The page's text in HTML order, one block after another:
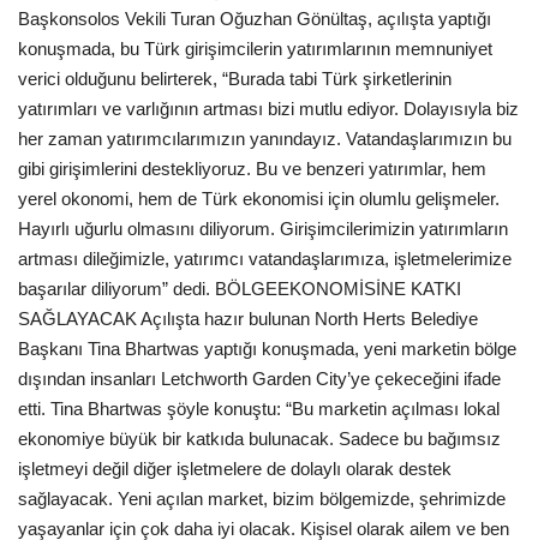
Sağlık
Etkinlik
Teknoloji
Hakkımızda
Galeri
İletişim
Dilim
English Turkish
Başkonsolos Vekili Turan Oğuzhan Gönültaş, açılışta yaptığı
konuşmada, bu Türk girişimcilerin yatırımlarının memnuniyet
verici olduğunu belirterek, “Burada tabi Türk şirketlerinin
yatırımları ve varlığının artması bizi mutlu ediyor. Dolayısıyla biz
her zaman yatırımcılarımızın yanındayız. Vatandaşlarımızın bu
gibi girişimlerini destekliyoruz. Bu ve benzeri yatırımlar, hem
yerel okonomi, hem de Türk ekonomisi için olumlu gelişmeler.
Hayırlı uğurlu olmasını diliyorum. Girişimcilerimizin yatırımların
artması dileğimizle, yatırımcı vatandaşlarımıza, işletmelerimize
başarılar diliyorum” dedi. BÖLGEEKONOMİSİNE KATKI
SAĞLAYACAK Açılışta hazır bulunan North Herts Belediye
Başkanı Tina Bhartwas yaptığı konuşmada, yeni marketin bölge
dışından insanları Letchworth Garden City’ye çekeceğini ifade
etti. Tina Bhartwas şöyle konuştu: “Bu marketin açılması lokal
ekonomiye büyük bir katkıda bulunacak. Sadece bu bağımsız
işletmeyi değil diğer işletmelere de dolaylı olarak destek
sağlayacak. Yeni açılan market, bizim bölgemizde, şehrimizde
yaşayanlar için çok daha iyi olacak. Kişisel olarak ailem ve ben